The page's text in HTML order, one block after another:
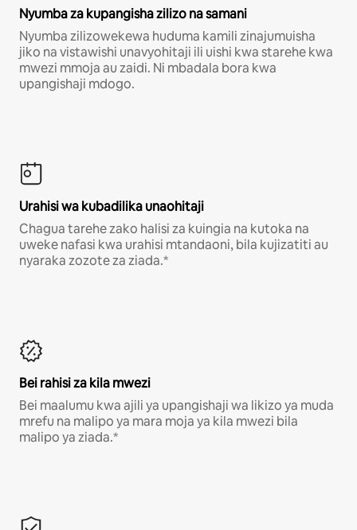
Nyumba za kupangisha zilizo na samani
Nyumba zilizowekewa huduma kamili zinajumuisha
jiko na vistawishi unavyohitaji ili uishi kwa starehe kwa
mwezi mmoja au zaidi. Ni mbadala bora kwa
upangishaji mdogo.
Urahisi wa kubadilika unaohitaji
Chagua tarehe zako halisi za kuingia na kutoka na
uweke nafasi kwa urahisi mtandaoni, bila kujizatiti au
nyaraka zozote za ziada.*
Bei rahisi za kila mwezi
Bei maalumu kwa ajili ya upangishaji wa likizo ya muda
mrefu na malipo ya mara moja ya kila mwezi bila
malipo ya ziada.*